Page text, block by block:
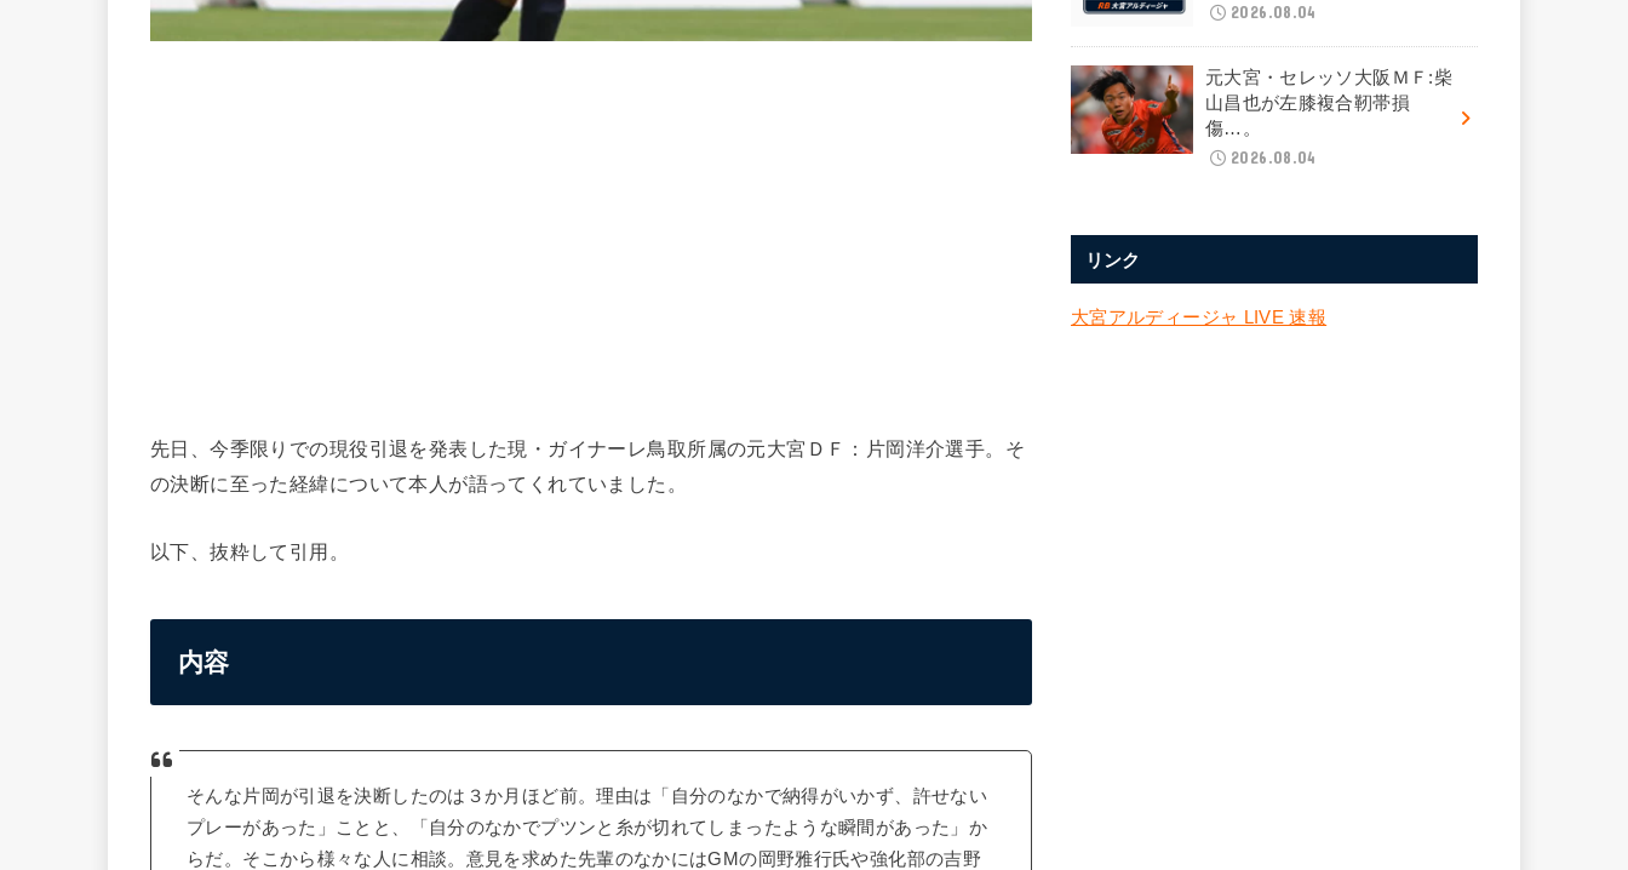
先日、今季限りでの現役引退を発表した現・ガイナーレ鳥取所属の元大宮ＤＦ：片岡洋介選手。そ
の決断に至った経緯について本人が語ってくれていました。
以下、抜粋して引用。
内容
そんな片岡が引退を決断したのは３か月ほど前。理由は「自分のなかで納得がいかず、許せない
プレーがあった」ことと、「自分のなかでプツンと糸が切れてしまったような瞬間があった」か
らだ。そこから様々な人に相談。意見を求めた先輩のなかにはGMの岡野雅行氏や強化部の吉野
2026.08.04
元大宮・セレッソ大阪ＭＦ:柴
山昌也が左膝複合靭帯損
傷…。
2026.08.04
リンク
大宮アルディージャ LIVE 速報